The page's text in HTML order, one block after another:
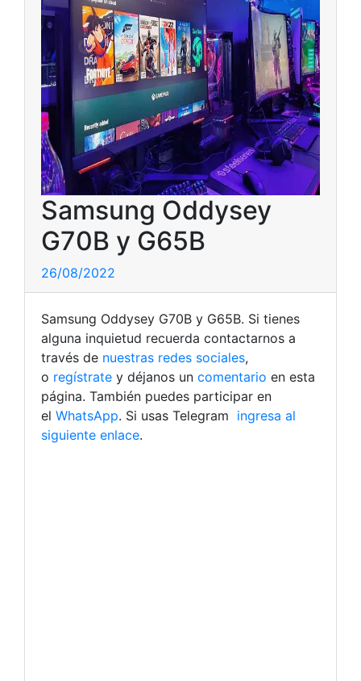
Samsung Oddysey
G70B y G65B
26/08/2022
Samsung Oddysey G70B y G65B. Si tienes
alguna inquietud recuerda contactarnos a
través de nuestras redes sociales,
o regístrate y déjanos un comentario en esta
página. También puedes participar en
el WhatsApp. Si usas Telegram ingresa al
siguiente enlace.